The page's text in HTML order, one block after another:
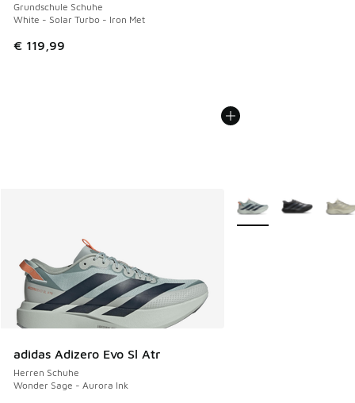
Grundschule Schuhe
White - Solar Turbo - Iron Met
€ 119,99
adidas Adizero Evo Sl Atr
Herren Schuhe
Wonder Sage - Aurora Ink
Weitere Farben